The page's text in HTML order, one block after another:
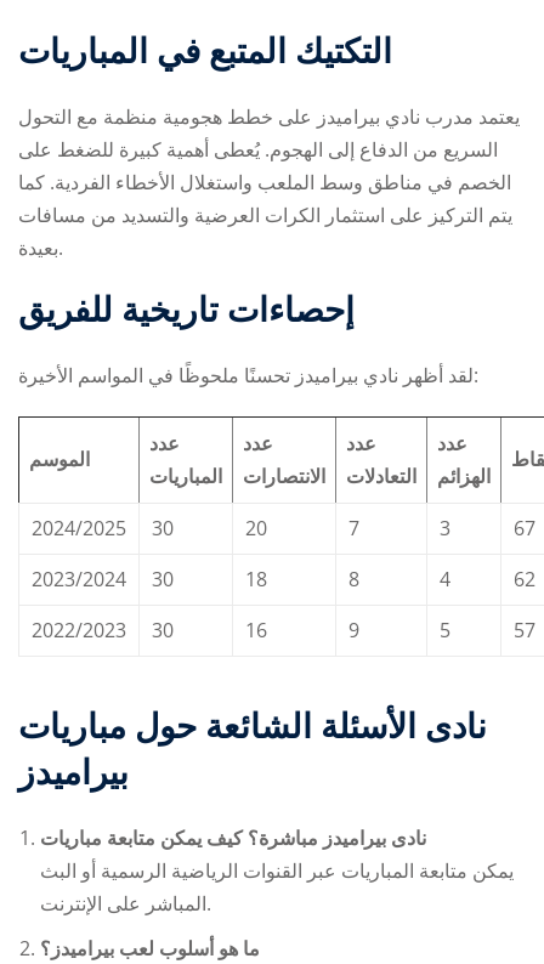
التكتيك المتبع في المباريات
يعتمد مدرب نادي بيراميدز على خطط هجومية منظمة مع التحول
السريع من الدفاع إلى الهجوم. يُعطى أهمية كبيرة للضغط على
الخصم في مناطق وسط الملعب واستغلال الأخطاء الفردية. كما
يتم التركيز على استثمار الكرات العرضية والتسديد من مسافات
بعيدة.
إحصاءات تاريخية للفريق
لقد أظهر نادي بيراميدز تحسنًا ملحوظًا في المواسم الأخيرة:
الموسم
عدد
المباريات
عدد
الانتصارات
عدد
التعادلات
عدد
الهزائم
2024/2025 30 20 7 3
67
2023/2024
30 18 8 4
62
2022/2023
30 16 9 5 57
الأسئلة الشائعة حول مباريات ‎نادى
بيراميدز
كيف يمكن متابعة مباريات ‎نادى بيراميدز مباشرة؟
يمكن متابعة المباريات عبر القنوات الرياضية الرسمية أو البث
المباشر على الإنترنت.
ما هو أسلوب لعب بيراميدز؟